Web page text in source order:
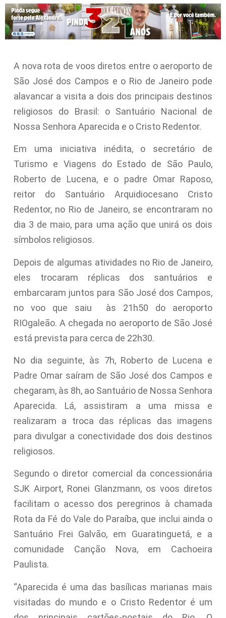
A nova rota de voos diretos entre o aeroporto de
São José dos Campos e o Rio de Janeiro pode
alavancar a visita a dois dos principais destinos
religiosos do Brasil: o Santuário Nacional de
Nossa Senhora Aparecida e o Cristo Redentor.
Em uma iniciativa inédita, o secretário de
Turismo e Viagens do Estado de São Paulo,
Roberto de Lucena, e o padre Omar Raposo,
reitor do Santuário Arquidiocesano Cristo
Redentor, no Rio de Janeiro, se encontraram no
dia 3 de maio, para uma ação que unirá os dois
símbolos religiosos.
Depois de algumas atividades no Rio de Janeiro,
eles trocaram réplicas dos santuários e
embarcaram juntos para São José dos Campos,
no voo que saiu às 21h50 do aeroporto
RIOgaleão. A chegada no aeroporto de São José
está prevista para cerca de 22h30.
No dia seguinte, às 7h, Roberto de Lucena e
Padre Omar saíram de São José dos Campos e
chegaram, às 8h, ao Santuário de Nossa Senhora
Aparecida. Lá, assistiram a uma missa e
realizaram a troca das réplicas das imagens
para divulgar a conectividade dos dois destinos
religiosos.
Segundo o diretor comercial da concessionária
SJK Airport, Ronei Glanzmann, os voos diretos
facilitam o acesso dos peregrinos à chamada
Rota da Fé do Vale do Paraíba, que inclui ainda o
Santuário Frei Galvão, em Guaratinguetá, e a
comunidade Canção Nova, em Cachoeira
Paulista.
“Aparecida é uma das basílicas marianas mais
visitadas do mundo e o Cristo Redentor é um